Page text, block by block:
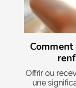
Offrir ou
une